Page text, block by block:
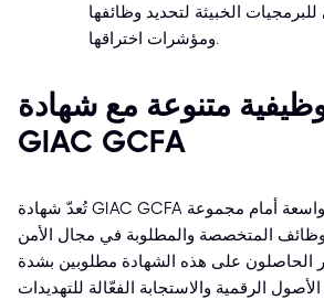
للبرمجيات الخبيثة لتحديد وظائفها
ومؤشرات اختراقها.
متنوعة مع شهادة
GIAC GCFA
تُعدّ شهادة GIAC GCFA مؤهلاً قوياً يفتح آفاقاً واسعة أمام مجموعة
المتخصصة والمطلوبة في مجال الأمن
الحاصلون على هذه الشهادة مطلوبين بشدة
الرقمية والاستجابة الفعّالة للتهديدات